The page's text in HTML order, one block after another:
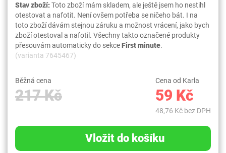
Stav zboží:Toto zboží mám skladem, ale ještě jsem ho nestihl
otestovat a nafotit. Není ovšem potřeba se ničeho bát. I na
toto zboží dávám stejnou záruku a možnost vrácení, jako bych
zboží otestoval a nafotil. Všechny takto označené produkty
přesouvám automaticky do sekceFirst minute.
(varianta 7645467)
Běžná cena
217 Kč
Cena od Karla
59 Kč
48,76 Kč bez DPH
Vložit do košíku